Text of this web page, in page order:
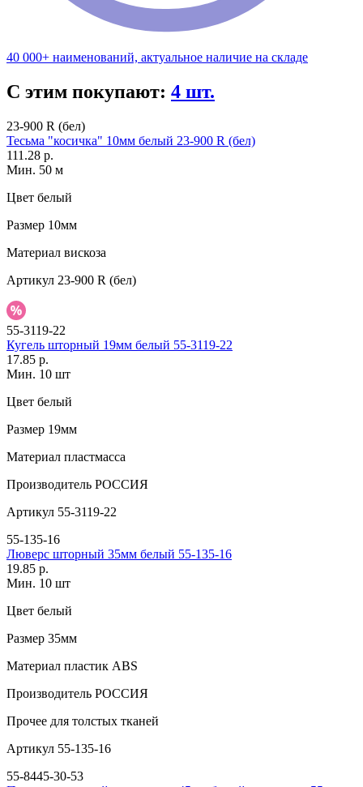
40 000+ наименований, актуальное наличие на складе
С этим покупают: 4 шт.
23-900 R (бел)
Тесьма "косичка" 10мм белый 23-900 R (бел)
111.28 р.
Мин. 50 м
Цвет белый
Размер 10мм
Материал вискоза
Артикул 23-900 R (бел)
55-3119-22
Кугель шторный 19мм белый 55-3119-22
17.85 р.
Мин. 10 шт
Цвет белый
Размер 19мм
Материал пластмасса
Производитель РОССИЯ
Артикул 55-3119-22
55-135-16
Люверс шторный 35мм белый 55-135-16
19.85 р.
Мин. 10 шт
Цвет белый
Размер 35мм
Материал пластик АВS
Производитель РОССИЯ
Прочее для толстых тканей
Артикул 55-135-16
55-8445-30-53